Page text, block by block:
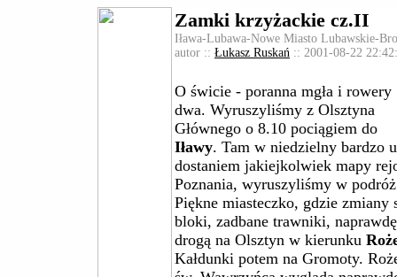
Zamki krzyżackie cz.II
Iława-Lubawa-Nowe Miasto Lubawskie-
autor :: Łukasz Ruskań :: 2001-08-22
O świcie - poranna mgła i rowery
dwa. Wyruszyliśmy z Olsztyna
Głównego o 8.10 pociągiem do
Iławy. Tam w niedzielny bardzo
dostaniem jakiejkolwiek mapy
Poznania, wyruszyliśmy w
Piękne miasteczko, gdzie zmiany
bloki, zadbane trawniki,
drogą na Olsztyn w kierunku
Kałdunki potem na Gromoty.